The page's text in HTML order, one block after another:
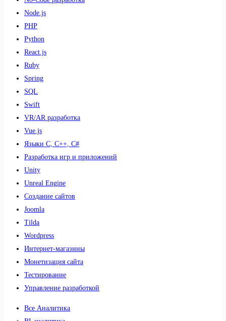
Node.js
PHP
Python
React.js
Ruby
Spring
SQL
Swift
VR/AR разработка
Vue.js
Языки С, С++, С#
Разработка игр и приложений
Unity
Unreal Engine
Создание сайтов
Joomla
Tilda
Wordpress
Интернет-магазины
Монетизация сайта
Тестирование
Управление разработкой
Все Аналитика